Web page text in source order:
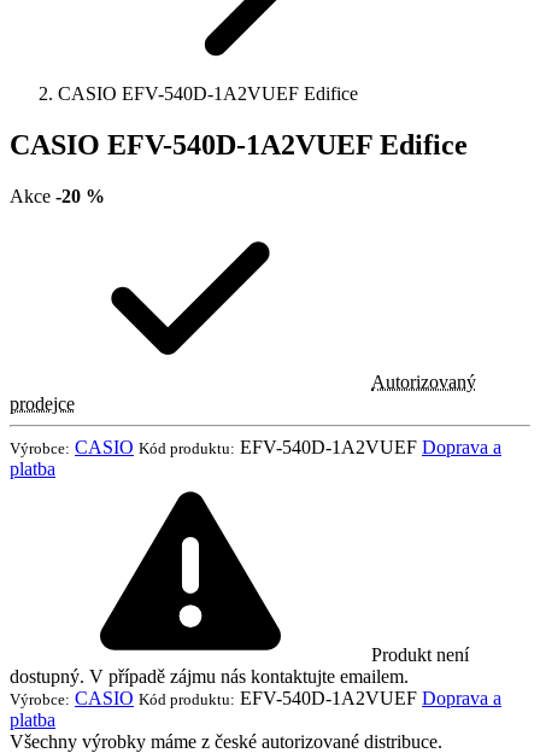
CASIO EFV-540D-1A2VUEF Edifice
CASIO EFV-540D-1A2VUEF Edifice
Akce -20 %
Autorizovaný
prodejce
Výrobce: CASIO Kód produktu: EFV-540D-1A2VUEF Doprava a
platba
Produkt není
dostupný. V případě zájmu nás kontaktujte emailem.
Výrobce: CASIO Kód produktu: EFV-540D-1A2VUEF Doprava a
platba
Všechny výrobky máme z české autorizované distribuce.